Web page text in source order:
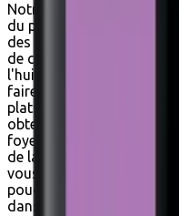
Notre curry contient de
du poivre noir, du cumin,
des clous de girofle, de
de curry. Le mélange de
l'huile chaude avant
faire ressortir les arômes
plats de curry avec du
obtenir les nuances des
foyer au Sri Lanka
de la famille et à la
vous préférez un curry
poudre de piment dans le
dans l'huile.